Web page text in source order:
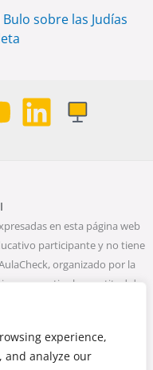
experience,
and analyze our
sobre las Judías
en esta página web
participante y no tiene
organizado por la
no garantiza la exactitud de
la web. Ni la Fundación
su nombre será considerada
información que contiene.